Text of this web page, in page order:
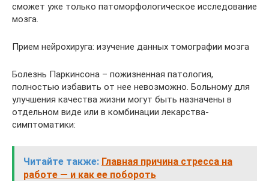
сможет уже только патоморфологическое исследование
мозга.
Прием нейрохируга: изучение данных томографии мозга
Болезнь Паркинсона – пожизненная патология,
полностью избавить от нее невозможно. Больному для
улучшения качества жизни могут быть назначены в
отдельном виде или в комбинации лекарства-
симптоматики:
Читайте также: Главная причина стресса на
работе — и как ее побороть